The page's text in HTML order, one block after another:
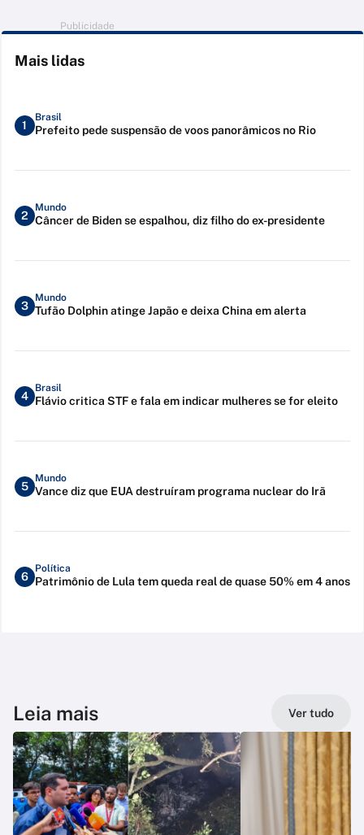
Publicidade
Mais lidas
1
Brasil
Prefeito pede suspensão de voos panorâmicos no Rio
2
Mundo
Câncer de Biden se espalhou, diz filho do ex-presidente
3
Mundo
Tufão Dolphin atinge Japão e deixa China em alerta
4
Brasil
Flávio critica STF e fala em indicar mulheres se for eleito
5
Mundo
Vance diz que EUA destruíram programa nuclear do Irã
6
Política
Patrimônio de Lula tem queda real de quase 50% em 4 anos
Leia mais Ver tudo